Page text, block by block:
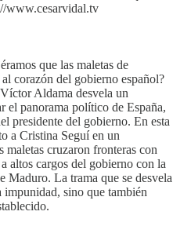
www.cesarvidal.tv
que las maletas de
corazón del gobierno español?
Aldama desvela un
el panorama político de España,
presidente del gobierno. En esta
a Cristina Seguí en un
maletas cruzaron fronteras con
altos cargos del gobierno con la
Maduro. La trama que se desvela
sino que también